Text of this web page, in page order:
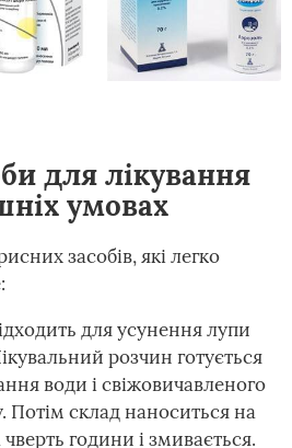
для лікування
умовах
засобів, які легко
для усунення лупи
розчин готується
води і свіжовичавленого
Потім склад наноситься на
години і змивається.